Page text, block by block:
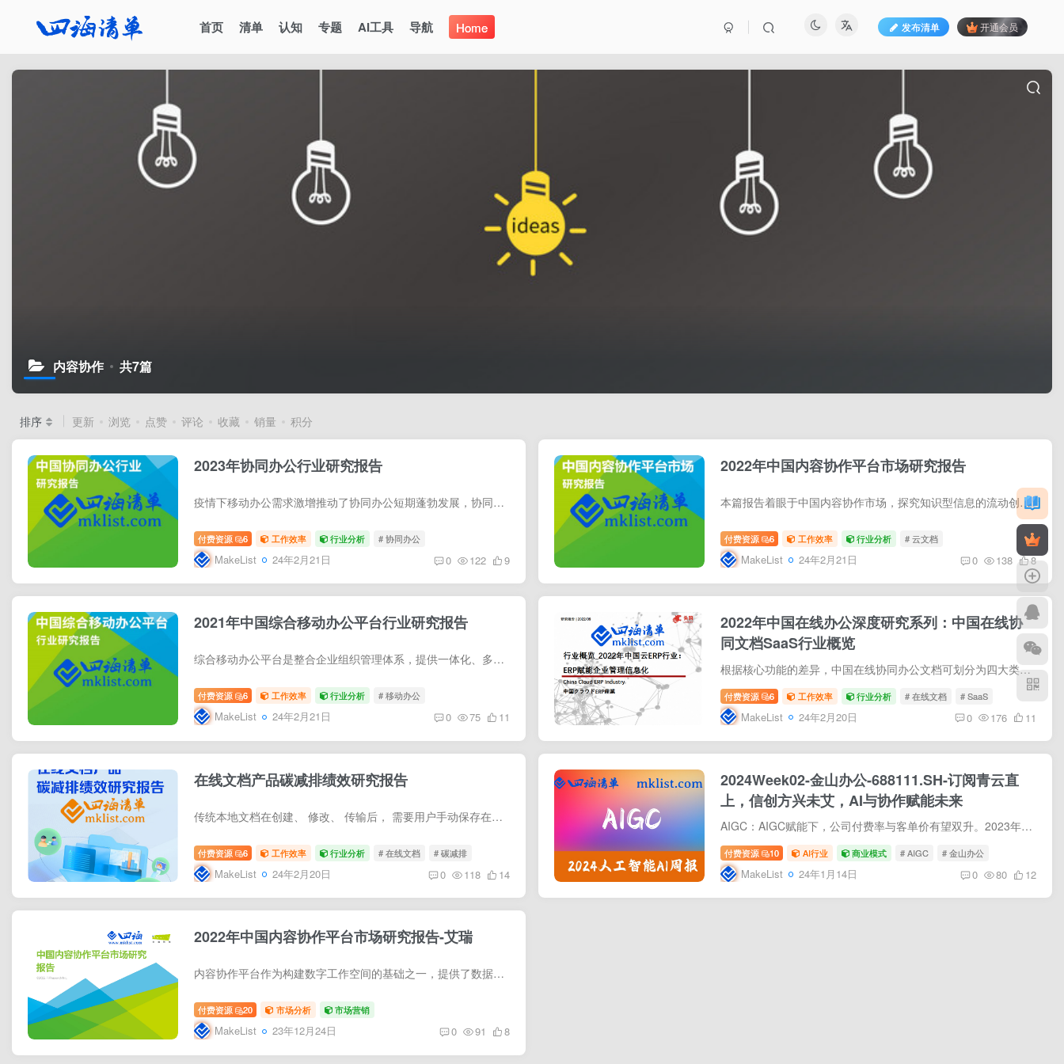
首页 清单 认知 专题 AI工具 导航 Home 发布清单 开通会员
内容协作 共7篇
排序 更新 浏览 点赞 评论 收藏 销量 积分
2023年协同办公行业研究报告
疫情下移动办公需求激增推动了协同办公短期蓬勃发展，协同产品的高频使用让企业意识到跨区域协作办公的可能性。在此过程中，厂商对用户办公需求的理解更加深刻，在产品形态、服务模式、解决方案...
付费资源 6 工作效率 行业分析 # 协同办公
MakeList 24年2月21日 0 122 9
2022年中国内容协作平台市场研究报告
本篇报告着眼于中国内容协作市场，探究知识型信息的流动创造的新的机遇，并关注新时代下内容协作平台市场的变化。随着远程办公成为新常态，如何高效协同、发挥文件内容的生产力成为热门议题，在...
付费资源 6 工作效率 行业分析 # 云文档
MakeList 24年2月21日 0 138 8
2021年中国综合移动办公平台行业研究报告
综合移动办公平台是整合企业组织管理体系，提供一体化、多样化的办公方案，具备提升效率和改善体验的核心价值。在基础设施成熟、数字原生居民崛起、企业数字化转型和疫情的驱动下，其重要性愈发...
付费资源 6 工作效率 行业分析 # 移动办公
MakeList 24年2月21日 0 75 11
2022年中国在线办公深度研究系列：中国在线协
同文档SaaS行业概览
根据核心功能的差异，中国在线协同办公文档可划分为四大类，包括以满足多人协作为优势的协同文档、以云盘存储为主导的协同文档、以知识管理为亮点的协同文档、以一站式办公为核心的协同文档 近...
付费资源 6 工作效率 行业分析 # 在线文档 # SaaS
MakeList 24年2月20日 0 176 11
在线文档产品碳减排绩效研究报告
传统本地文档在创建、 修改、 传输后， 需要用户手动保存在物理存储设备， 占用用户的物理存储资源， —份本地文档协作编辑的人数越多， 形成的本地文档的副本也越多， 也就需要占据更多的硬盘...
付费资源 6 工作效率 行业分析 # 在线文档 # 碳减排
MakeList 24年2月20日 0 118 14
2024Week02-金山办公-688111.SH-订阅青云直
上，信创方兴未艾，AI与协作赋能未来
AIGC：AIGC赋能下，公司付费率与客单价有望双升。2023年4月18日，金山办公宣布推出WPSAI，将应用于新一代在线内容协作轻文档，能力包括：从0到1生成内容、多轮对话以修改内容、以及处理（编辑/...
付费资源 10 AI行业 商业模式 # AIGC # 金山办公
MakeList 24年1月14日 0 80 12
2022年中国内容协作平台市场研究报告-艾瑞
内容协作平台作为构建数字工作空间的基础之一，提供了数据应用、内容赋能与知识管理三方面的核心能力，能够帮助企业在复杂的网络和安全环境下与企业内外部、上下游沟通，进行跨地域、跨组织的文...
付费资源 20 市场分析 市场营销
MakeList 23年12月24日 0 91 8